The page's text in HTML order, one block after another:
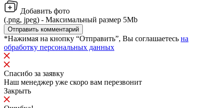
Добавить фото
(.png, jpeg) - Максимальный размер 5Mb
Отправить комментарий
*Нажимая на кнопку “Отправить”, Вы соглашаетесь на
обработку персональных данных
Спасибо за заявку
Наш менеджер уже скоро вам перезвонит
Закрыть